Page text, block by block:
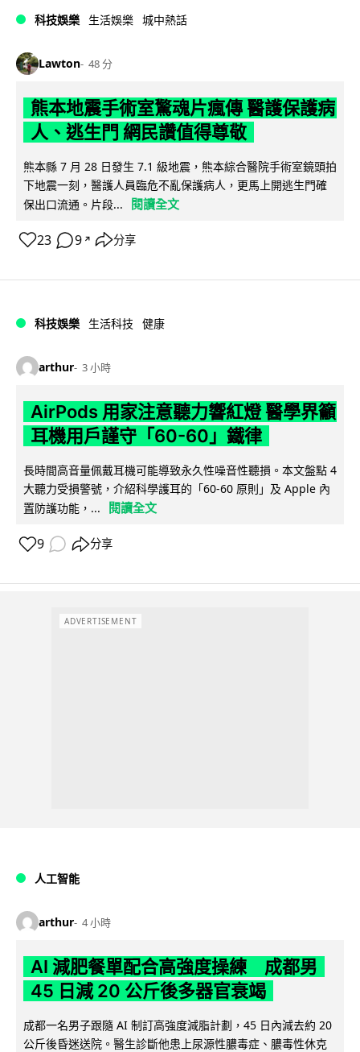
科技娛樂 生活娛樂 城中熱話
Lawton 48 分
熊本地震手術室驚魂片瘋傳 醫護保護病
人、逃生門 網民讚值得尊敬
熊本縣 7 月 28 日發生 7.1 級地震，熊本綜合醫院手術室鏡頭拍
下地震一刻，醫護人員臨危不亂保護病人，更馬上開逃生門確
保出口流通。片段...
閱讀全文
23 9 ↗ 分享
科技娛樂 生活科技 健康
arthur 3 小時
AirPods 用家注意聽力響紅燈 醫學界籲
耳機用戶謹守「60-60」鐵律
長時間高音量佩戴耳機可能導致永久性噪音性聽損。本文盤點 4
大聽力受損警號，介紹科學護耳的「60-60 原則」及 Apple 內
置防護功能，...
閱讀全文
9 分享
ADVERTISEMENT
人工智能
arthur 4 小時
AI 減肥餐單配合高強度操練 成都男
45 日減 20 公斤後多器官衰竭
成都一名男子跟隨 AI 制訂高強度減脂計劃，45 日內減去約 20
公斤後昏迷送院。醫生診斷他患上尿源性膿毒症、膿毒性休克